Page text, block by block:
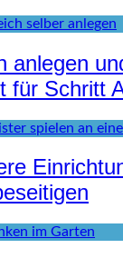
anlegen
für Schritt